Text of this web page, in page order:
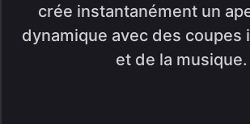
crée instantanément un
dynamique avec des coupes
et de la musique.